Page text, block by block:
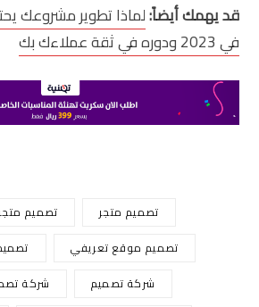
قد يهمك أيضاً:لماذا تطوير مشروعك
في 2023 ودوره في ثقة عملاءك بك
تصميم متجر
تصميم
تصميم موقع تعريفي
شركة تصميم
شركة